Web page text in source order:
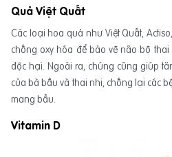
Quả Việt Quất
Các loại hoa quả như Việt Quất,
chống oxy hóa để bảo vệ não bộ
độc hại. Ngoài ra, chúng cũng giúp
của bà bầu và thai nhi, chống lại các
mang bầu.
Vitamin D